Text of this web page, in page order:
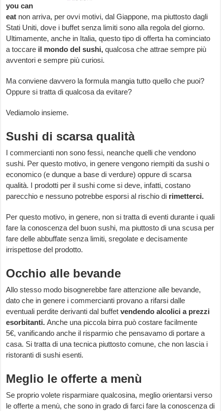
you can
eat non arriva, per ovvi motivi, dal Giappone, ma piuttosto dagli
Stati Uniti, dove i buffet senza limiti sono alla regola del giorno.
Ultimamente, anche in Italia, questo tipo di offerta ha cominciato
a toccare il mondo del sushi,qualcosa che attrae sempre più
avventori e sempre più curiosi.
Ma conviene davvero la formula mangia tutto quello che puoi?
Oppure si tratta di qualcosa da evitare?
Vediamolo insieme.
Sushi di scarsa qualità
I commercianti non sono fessi, neanche quelli che vendono
sushi. Per questo motivo, in genere vengono riempiti da sushi o
economico (e dunque a base di verdure) oppure di scarsa
qualità. I prodotti per il sushi come si deve, infatti, costano
parecchio e nessuno potrebbe esporsi al rischio di rimetterci.
Per questo motivo, in genere, non si tratta di eventi durante i quali
fare la conoscenza del buon sushi, ma piuttosto di una scusa per
fare delle abbuffate senza limiti, sregolate e decisamente
irrispettose del prodotto.
Occhio alle bevande
Allo stesso modo bisognerebbe fare attenzione alle bevande,
dato che in genere i commercianti provano a rifarsi dalle
eventuali perdite derivanti dal buffetvendendo alcolici a prezzi
esorbitanti.Anche una piccola birra può costare facilmente
5€, vanificando anche il risparmio che pensavamo di portare a
casa. Si tratta di una tecnica piuttosto comune, che non lascia i
ristoranti di sushi esenti.
Meglio le offerte a menù
Se proprio volete risparmiare qualcosina, meglio orientarsi verso
le offerte a menù, che sono in grado di farci fare la conoscenza di